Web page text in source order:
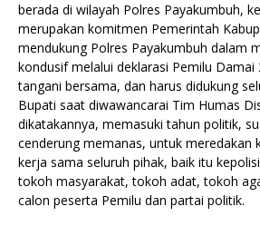
berada di wilayah Polres Payakumbuh,
merupakan komitmen Pemerintah
mendukung Polres Payakumbuh dalam
kondusif melalui deklarasi Pemilu Damai
tangani bersama, dan harus didukung
Bupati saat diwawancarai Tim Humas
dikatakannya, memasuki tahun politik,
cenderung memanas, untuk meredakan
kerja sama seluruh pihak, baik itu
tokoh masyarakat, tokoh adat, tokoh
calon peserta Pemilu dan partai politik.